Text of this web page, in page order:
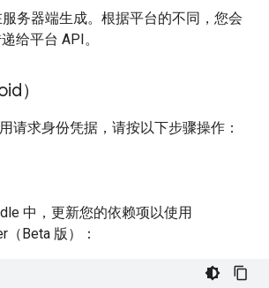
务器端生成。根据平台的不同，您会
给平台 API。
）
请求身份凭据，请按以下步骤操作：
中，更新您的依赖项以使用
（Beta 版）：